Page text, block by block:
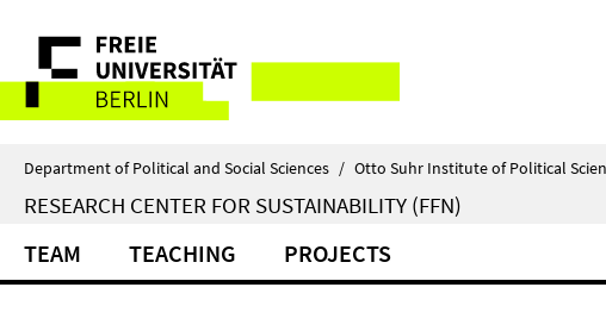
direkt
Inhalt
Service
Navigation
Department of Political and Social Sciences / Otto Suhr Institute of Political
RESEARCH CENTER FOR SUSTAINABILITY (FFN)
TEAM TEACHING PROJECTS